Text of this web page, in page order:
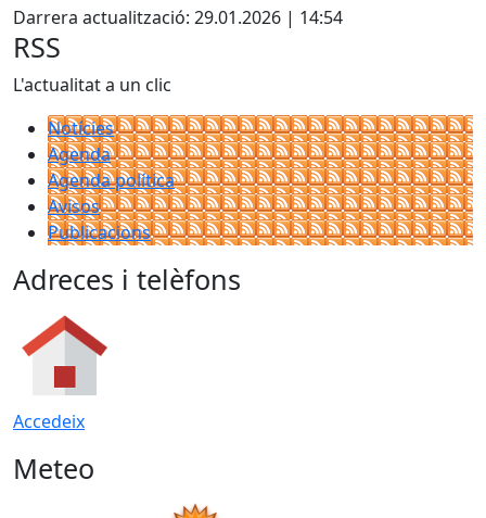
Darrera actualització: 29.01.2026 | 14:54
RSS
L'actualitat a un clic
Notícies
Agenda
Agenda política
Avisos
Publicacions
Adreces i telèfons
Accedeix
Meteo